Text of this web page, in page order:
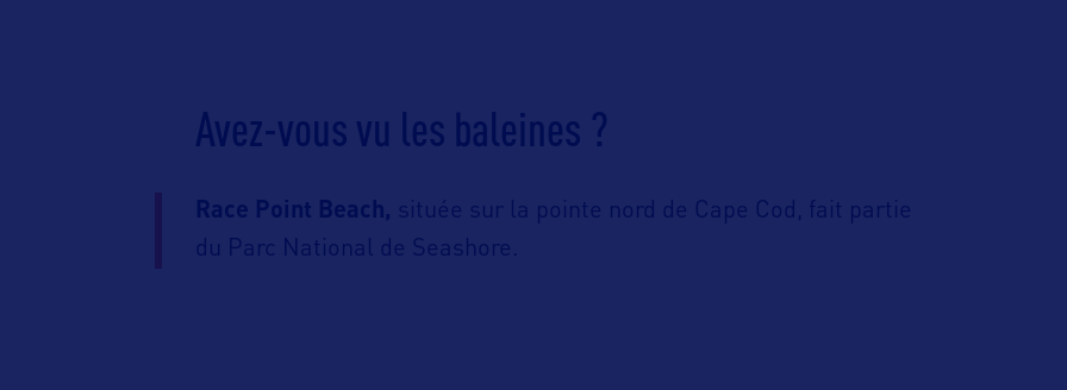
Avez-vous vu les baleines ?
Race Point Beach, située sur la pointe nord de Cape Cod, fait partie
du Parc National de Seashore.